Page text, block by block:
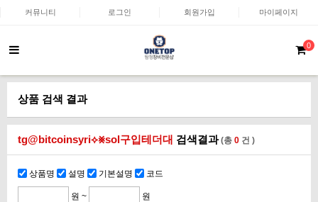
커뮤니티 로그인 회원가입 마이페이지
0
상품 검색 결과
tg@bitcoinsyri⟡⨳sol구입테더대 검색결과(총 0 건 )
상품명 설명 기본설명 코드
원 ~ 원